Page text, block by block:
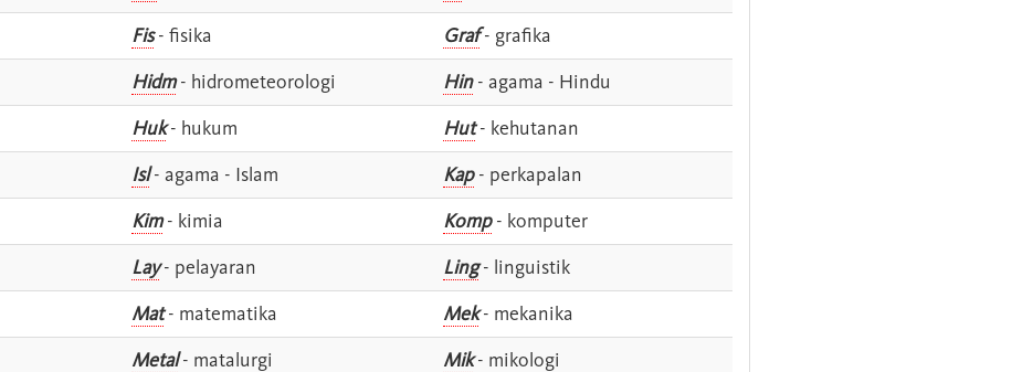
Fis- fisika Graf- grafika
Hidm- hidrometeorologi Hin- agama - Hindu
Huk- hukum Hut- kehutanan
Isl- agama - Islam Kap- perkapalan
Kim- kimia Komp- komputer
Lay- pelayaran Ling- linguistik
Mat- matematika Mek- mekanika
Metal- matalurgi Mik- mikologi